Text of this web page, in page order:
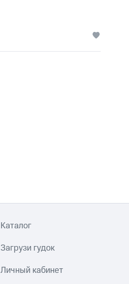
Каталог
Загрузи гудок
Личный кабинет